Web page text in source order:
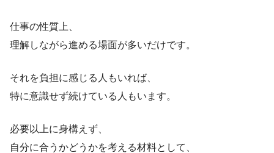
仕事の性質上、
理解しながら進める場面が多いだけです。
それを負担に感じる人もいれば、
特に意識せず続けている人もいます。
必要以上に身構えず、
自分に合うかどうかを考える材料として、